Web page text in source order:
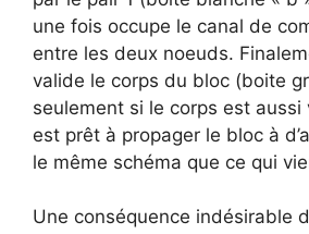
une fois occupe le canal de
entre les deux noeuds.
valide le corps du bloc (boite
seulement si le corps est aussi
est prêt à propager le bloc à
le même schéma que ce qui
Une conséquence indésirable